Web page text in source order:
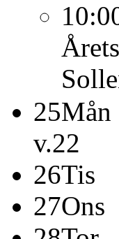
25Mån
v.22
26Tis
27Ons